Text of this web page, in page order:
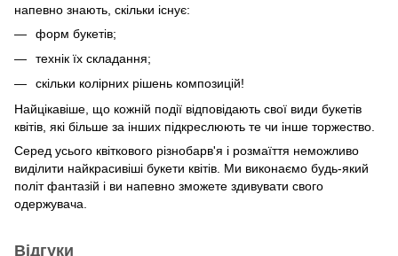
напевно знають, скільки існує:
форм букетів;
технік їх складання;
скільки колірних рішень композицій!
Найцікавіше, що кожній події відповідають свої види букетів
квітів, які більше за інших підкреслюють те чи інше торжество.
Серед усього квіткового різнобарв'я і розмаїття неможливо
виділити найкрасивіші букети квітів. Ми виконаємо будь-який
політ фантазій і ви напевно зможете здивувати свого
одержувача.
Відгуки